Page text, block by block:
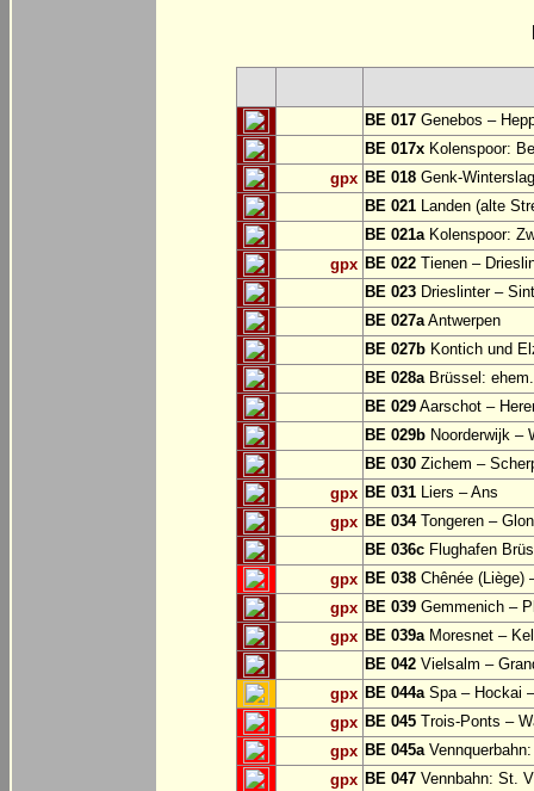
BE 017 Genebos –
BE 017x Kolenspoor:
gpx BE 018 Genk-
BE 021 Landen (alte
BE 021aKolenspoor:
gpx BE 022 Tienen –
BE 023 Drieslinter –
BE 027aAntwerpen
BE 027b Kontich und
BE 028aBrüssel:
BE 029 Aarschot –
BE 029b Noorderwijk –
BE 030 Zichem –
gpx BE 031 Liers – Ans
gpx BE 034Tongeren –
BE 036c Flughafen
gpx BE 038 Chênée (Liège)
gpx BE 039 Gemmenich –
gpx BE 039aMoresnet –
BE 042 Vielsalm –
gpx BE 044aSpa – Hockai
gpx BE 045 Trois-Ponts –
gpx BE 045a
gpx BE 047 Vennbahn: St.